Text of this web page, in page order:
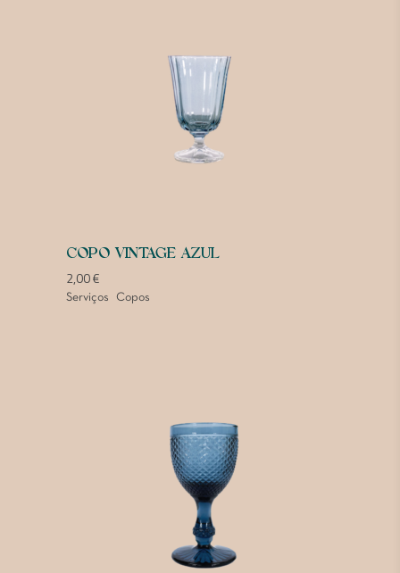
COPO VINTAGE AZUL
2,00€
Serviços Copos